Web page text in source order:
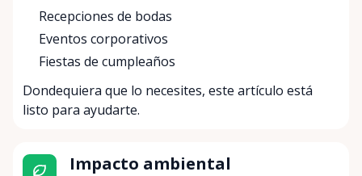
Recepciones de bodas
Eventos corporativos
Fiestas de cumpleaños
Dondequiera que lo necesites, este artículo está
listo para ayudarte.
Impacto ambiental